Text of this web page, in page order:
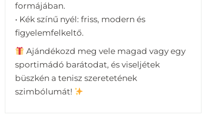
formájában.
• Kék színű nyél: friss, modern és
figyelemfelkeltő.
Ajándékozd meg vele magad vagy egy
sportimádó barátodat, és viseljétek
büszkén a tenisz szeretetének
szimbólumát!